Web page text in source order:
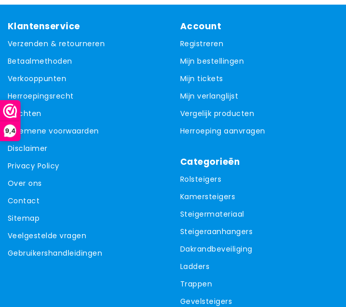
9,4
Klantenservice
Verzenden & retourneren
Betaalmethoden
Verkooppunten
Herroepingsrecht
Klachten
Algemene voorwaarden
Disclaimer
Privacy Policy
Over ons
Contact
Sitemap
Veelgestelde vragen
Gebruikershandleidingen
Account
Registreren
Mijn bestellingen
Mijn tickets
Mijn verlanglijst
Vergelijk producten
Herroeping aanvragen
Categorieën
Rolsteigers
Kamersteigers
Steigermateriaal
Steigeraanhangers
Dakrandbeveiliging
Ladders
Trappen
Gevelsteigers